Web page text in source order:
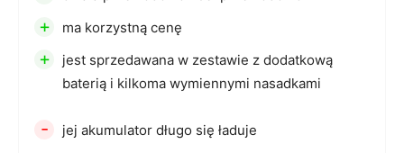
+ ma korzystną cenę
+
jest sprzedawana w zestawie z dodatkową
baterią i kilkoma wymiennymi nasadkami
- jej akumulator długo się ładuje